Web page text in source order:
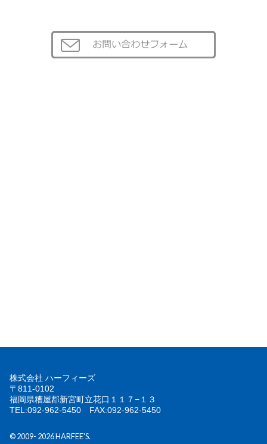
株式会社 ハーフィーズ
〒811-0102
福岡県糟屋郡新宮町立花口１１７−１３
TEL:092-962-5450 FAX:092-962-5450
© 2009- 2026 HARFEE'S.